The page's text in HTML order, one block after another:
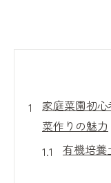
家庭菜園初
菜作りの魅力
有機培養
初心者